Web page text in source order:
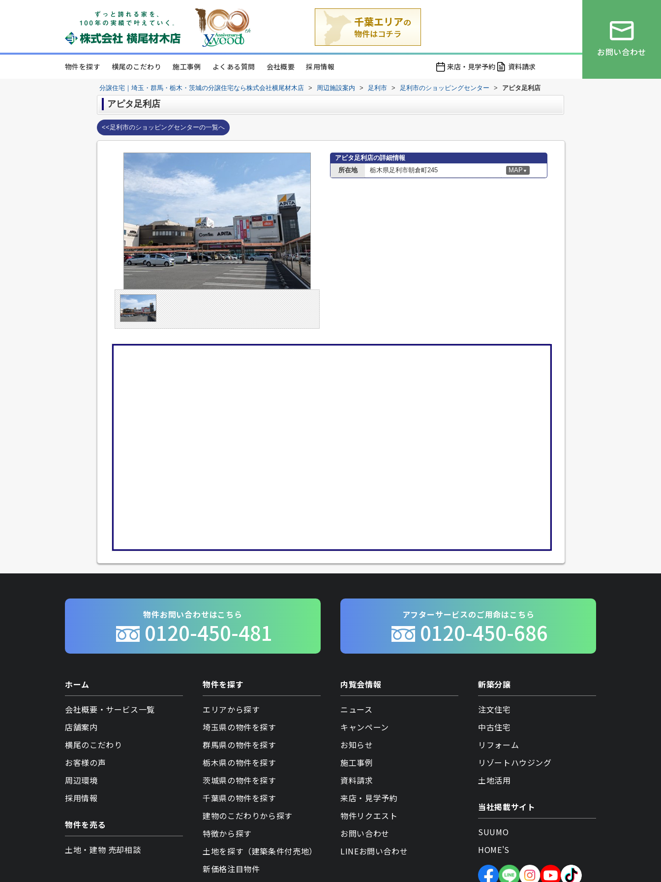
物件を探す 横尾のこだわり 施工事例 よくある質問 会社概要 採用情報 来店・見学予約 資料請求
お問い合わせ
分譲住宅｜埼玉・群馬・栃木・茨城の分譲住宅なら株式会社横尾材木店 > 周辺施設案内 > 足利市 > 足利市のショッピングセンター > アピタ足利店
アピタ足利店
<<足利市のショッピングセンターの一覧へ
アピタ足利店の詳細情報
所在地
栃木県足利市朝倉町245 MAP ▼
物件お問い合わせはこちら
0120-450-481
アフターサービスのご用命はこちら
0120-450-686
ホーム
会社概要・サービス一覧
店舗案内
横尾のこだわり
お客様の声
周辺環境
採用情報
物件を売る
土地・建物 売却相談
物件を探す
エリアから探す
埼玉県の物件を探す
群馬県の物件を探す
栃木県の物件を探す
茨城県の物件を探す
千葉県の物件を探す
建物のこだわりから探す
特徴から探す
土地を探す（建築条件付売地）
新価格注目物件
内覧会情報
ニュース
キャンペーン
お知らせ
施工事例
資料請求
来店・見学予約
物件リクエスト
お問い合わせ
LINEお問い合わせ
新築分譲
注文住宅
中古住宅
リフォーム
リゾートハウジング
土地活用
当社掲載サイト
SUUMO
HOME'S